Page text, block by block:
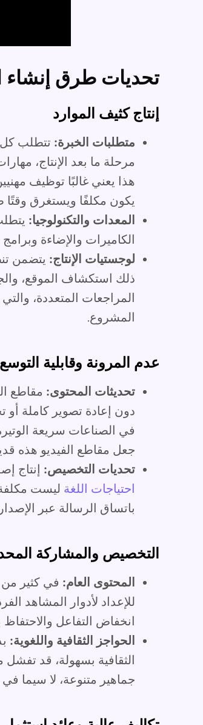
تحديات طرق إنشاء
إنتاج كثيف الموارد
متطلبات الخبرة: تتطلب كل
مرحلة ما بعد الإنتاج،
هذا يعني غالبًا توظيف
يكون مكلفًا ويستغرق وقتًا
المعدات والتكنولوجيا:
الكاميرات والإضاءة وبرامج
لوجستيات الإنتاج: يتضمن
ذلك استكشاف الموقع،
المراجعات المتعددة،
المشروع.
عدم المرونة وقابلية التوسع
تحديثات المحتوى: مقاطع
دون إعادة تصوير كاملة أو
في الصناعات سريعة
جعل مقاطع الفيديو هذه
تحديات التخصيص: إنتاج
احتياجات اللغة ليست
باتساق الرسالة عبر
التخصيص والمشاركة
المحتوى العام: في كثير من
للإعداد لأدوار المشاهد
انخفاض التفاعل والاحتفاظ
الحواجز الثقافية واللغوية:
الثقافية بسهولة، قد تفشل
جماهير متنوعة، لا سيما في